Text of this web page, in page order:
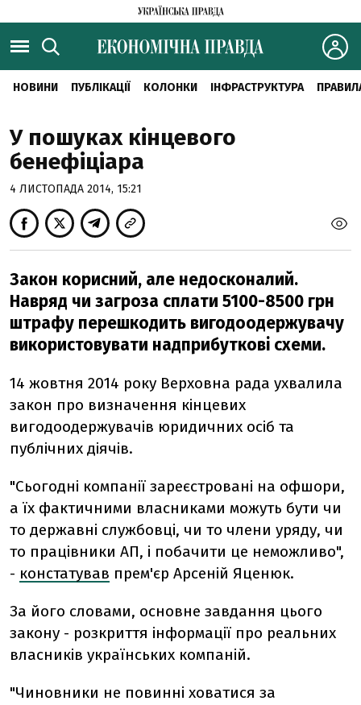
НОВИНИ ПУБЛІКАЦІЇ КОЛОНКИ ІНФРАСТРУКТУРА
У пошуках кінцевого
бенефіціара
4 ЛИСТОПАДА 2014, 15:21
Закон корисний, але недосконалий.
Навряд чи загроза сплати 5100-8500 грн
штрафу перешкодить вигодоодержувачу
використовувати надприбуткові схеми.
14 жовтня 2014 року Верховна рада ухвалила
закон про визначення кінцевих
вигодоодержувачів юридичних осіб та
публічних діячів.
"Сьогодні компанії зареєстровані на офшори,
а їх фактичними власниками можуть бути чи
то державні службовці, чи то члени уряду, чи
то працівники АП, і побачити це неможливо",
- констатував прем'єр Арсеній Яценюк.
За його словами, основне завдання цього
закону - розкриття інформації про реальних
власників українських компаній.
"Чиновники не повинні ховатися за